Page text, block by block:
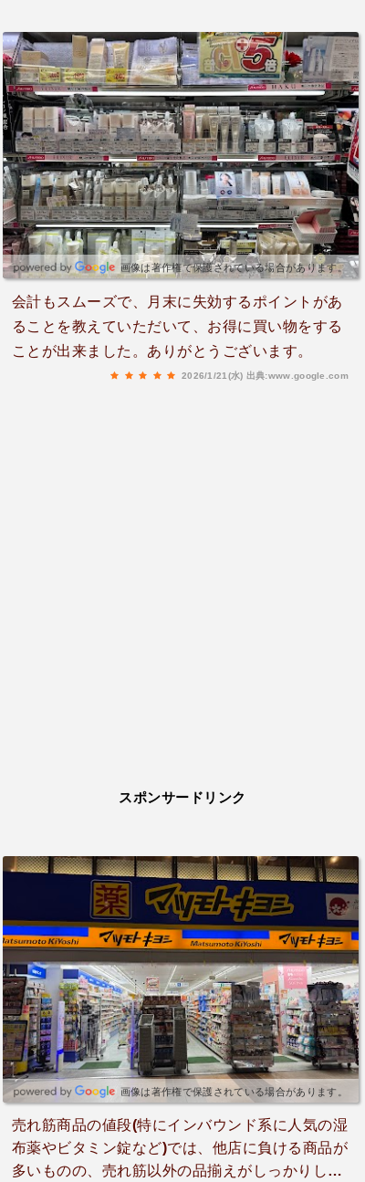
画像は著作権で保護されている場合があります。
会計もスムーズで、月末に失効するポイントがあ
ることを教えていただいて、お得に買い物をする
ことが出来ました。ありがとうございます。
2026/1/21(水) 出典:www.google.com
スポンサードリンク
画像は著作権で保護されている場合があります。
売れ筋商品の値段(特にインバウンド系に人気の湿
布薬やビタミン錠など)では、他店に負ける商品が
多いものの、売れ筋以外の品揃えがしっかりして